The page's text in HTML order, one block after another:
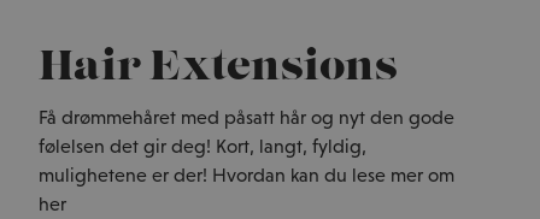
Hair Extensions
Få drømmehåret med påsatt hår og nyt den gode
følelsen det gir deg! Kort, langt, fyldig,
mulighetene er der! Hvordan kan du lese mer om
her